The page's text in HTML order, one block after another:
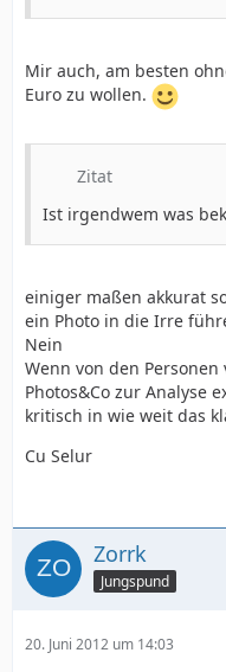
Mir auch, am besten
Euro zu wollen.
Zitat
Ist irgendwem was
einiger maßen akkurat
ein Photo in die Irre
Nein
Wenn von den
Photos&Co zur Analyse
kritisch in wie weit das
Cu Selur
Zorrk
Jungspund
20. Juni 2012 um 14:03